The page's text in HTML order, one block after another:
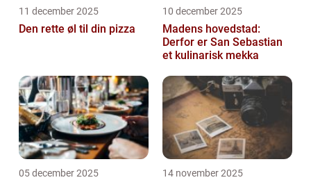
11 december 2025
Den rette øl til din pizza
10 december 2025
Madens hovedstad:
Derfor er San Sebastian
et kulinarisk mekka
05 december 2025 14 november 2025